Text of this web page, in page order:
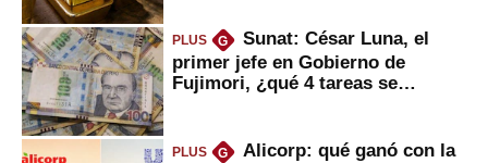
PLUS G
Sunat: César Luna, el
primer jefe en Gobierno de
Fujimori, ¿qué 4 tareas se
PLUS G
Alicorp: qué ganó con la